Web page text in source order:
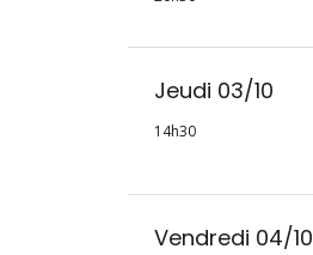
Jeudi 03/10
14h30
Vendredi 04/10